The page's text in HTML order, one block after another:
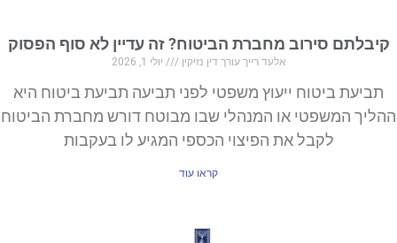
קיבלתם סירוב מחברת הביטוח? זה עדיין לא סוף הפסוק
אלעד רייך עורך דין נזיקין יולי 1, 2026
תביעת ביטוח ייעוץ משפטי לפני תביעה תביעת ביטוח היא
ההליך המשפטי או המנהלי שבו מבוטח דורש מחברת הביטוח
לקבל את הפיצוי הכספי המגיע לו בעקבות
קראו עוד